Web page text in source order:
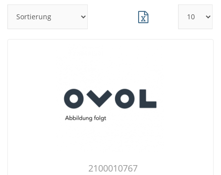
2100010767